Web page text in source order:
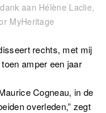
aan Hélène Laclie,
MyHeritage
rechts, met mij
amper een jaar
Cogneau, in de
overleden,” zegt